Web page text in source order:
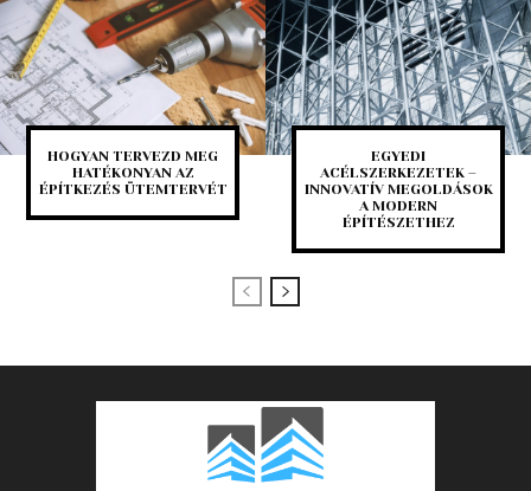
HOGYAN TERVEZD MEG
HATÉKONYAN AZ
ÉPÍTKEZÉS ÜTEMTERVÉT
EGYEDI
ACÉLSZERKEZETEK –
INNOVATÍV MEGOLDÁSOK
A MODERN
ÉPÍTÉSZETHEZ